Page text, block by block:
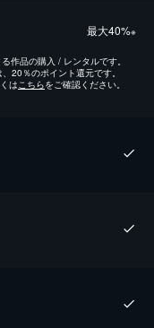
最⼤40%※
作品の購入 / レンタルです。
20％のポイント還元です。
はこちらをご確認ください。